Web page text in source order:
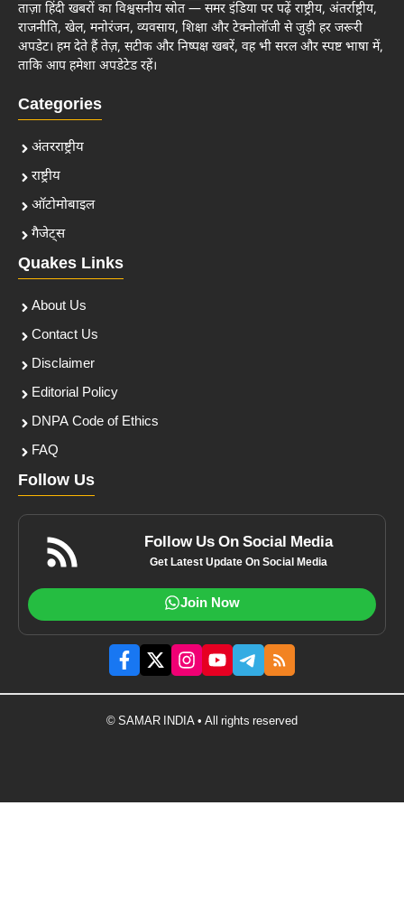
ताज़ा हिंदी खबरों का विश्वसनीय स्रोत — समर इंडिया पर पढ़ें राष्ट्रीय, अंतर्राष्ट्रीय,
राजनीति, खेल, मनोरंजन, व्यवसाय, शिक्षा और टेक्नोलॉजी से जुड़ी हर जरूरी
अपडेट। हम देते हैं तेज़, सटीक और निष्पक्ष खबरें, वह भी सरल और स्पष्ट भाषा में,
ताकि आप हमेशा अपडेटेड रहें।
Categories
अंतरराष्ट्रीय
राष्ट्रीय
ऑटोमोबाइल
गैजेट्स
Quakes Links
About Us
Contact Us
Disclaimer
Editorial Policy
DNPA Code of Ethics
FAQ
Follow Us
Follow Us On Social Media
Get Latest Update On Social Media
Join Now
© SAMAR INDIA • All rights reserved